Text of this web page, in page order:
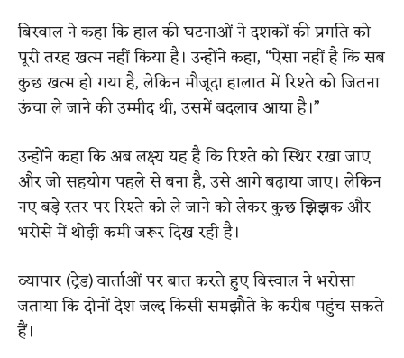
बिस्वाल ने कहा कि हाल की घटनाओं ने दशकों की प्रगति को
पूरी तरह खत्म नहीं किया है। उन्होंने कहा, “ऐसा नहीं है कि सब
कुछ खत्म हो गया है, लेकिन मौजूदा हालात में रिश्ते को जितना
ऊंचा ले जाने की उम्मीद थी, उसमें बदलाव आया है।”
उन्होंने कहा कि अब लक्ष्य यह है कि रिश्ते को स्थिर रखा जाए
और जो सहयोग पहले से बना है, उसे आगे बढ़ाया जाए। लेकिन
नए बड़े स्तर पर रिश्ते को ले जाने को लेकर कुछ झिझक और
भरोसे में थोड़ी कमी जरूर दिख रही है।
व्यापार (ट्रेड) वार्ताओं पर बात करते हुए बिस्वाल ने भरोसा
जताया कि दोनों देश जल्द किसी समझौते के करीब पहुंच सकते
हैं।